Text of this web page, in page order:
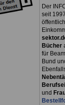
Der
seit
Bücher
für
Bund
und